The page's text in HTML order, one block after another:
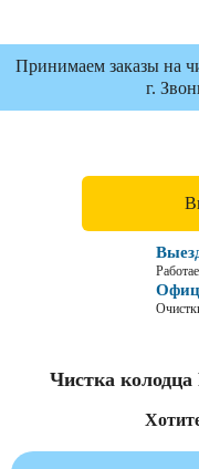
Принимаем заказы на
г.
Чистка